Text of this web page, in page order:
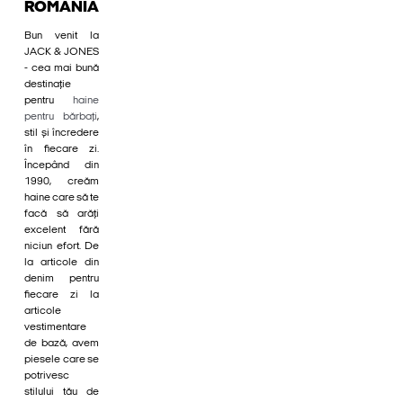
ROMÂNIA
Bun venit la
JACK & JONES
- cea mai bună
destinație
pentru haine
pentru bărbați,
stil și încredere
în fiecare zi.
Începând din
1990, creăm
haine care să te
facă să arăți
excelent fără
niciun efort. De
la articole din
denim pentru
fiecare zi la
articole
vestimentare
de bază, avem
piesele care se
potrivesc
stilului tău de